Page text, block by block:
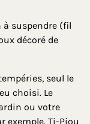
suspendre (fil
décoré de
seul le
choisi. Le
ou votre
exemple. Ti-Piou